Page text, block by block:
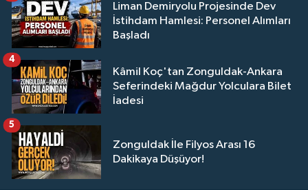
Liman Demiryolu Projesinde Dev
İstihdam Hamlesi: Personel Alımları
Başladı
Kâmil Koç'tan Zonguldak-Ankara
Seferindeki Mağdur Yolculara Bilet
İadesi
4
Zonguldak İle Filyos Arası 16
Dakikaya Düşüyor!
5